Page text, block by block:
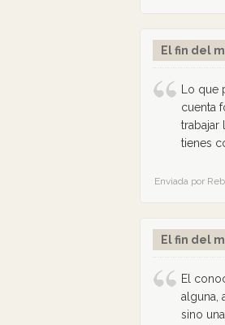
El fin del
Lo
cuenta
trabajar
tienes
Enviada por
El fin del
El
alguna,
sino